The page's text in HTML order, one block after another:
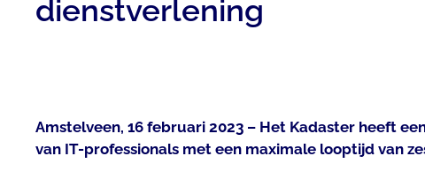
dienstverlening
Amstelveen, 16 februari 2023 – Het Kadaster heeft
van IT-professionals met een maximale looptijd van